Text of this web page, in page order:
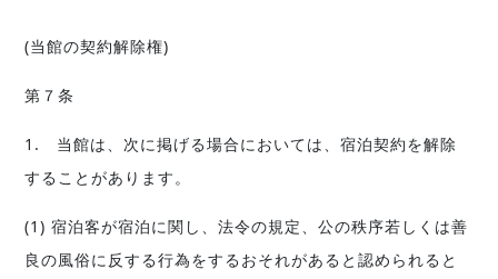
(当館の契約解除権)
第７条
1. 当館は、次に掲げる場合においては、宿泊契約を解除
することがあります。
(1) 宿泊客が宿泊に関し、法令の規定、公の秩序若しくは善
良の風俗に反する行為をするおそれがあると認められると